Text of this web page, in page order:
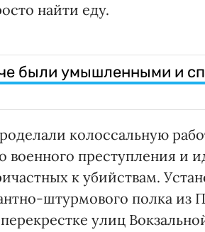
найти еду.
были умышленными и
колоссальную
военного преступления и
к убийствам.
штурмового полка из
улиц